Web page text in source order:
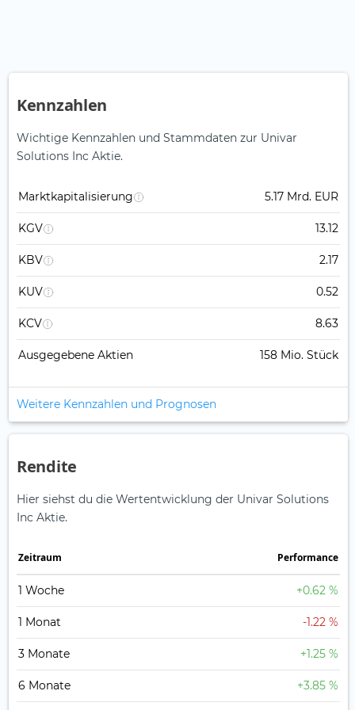
Kennzahlen
Wichtige Kennzahlen und Stammdaten zur Univar
Solutions Inc Aktie.
Marktkapitalisierung 5.17 Mrd. EUR
KGV 13.12
KBV 2.17
KUV 0.52
KCV 8.63
Ausgegebene Aktien 158 Mio. Stück
Weitere Kennzahlen und Prognosen
Rendite
Hier siehst du die Wertentwicklung der Univar Solutions
Inc Aktie.
Zeitraum Perfor­mance
1 Woche +0.62 %
1 Monat -1.22 %
3 Monate +1.25 %
6 Monate +3.85 %